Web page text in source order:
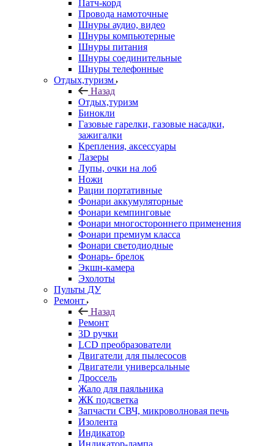
Патч-корд
Провода намоточные
Шнуры аудио, видео
Шнуры компьютерные
Шнуры питания
Шнуры соединительные
Шнуры телефонные
Отдых,туризм
Назад
Отдых,туризм
Бинокли
Газовые гарелки, газовые насадки,
зажигалки
Крепления, аксессуары
Лазеры
Лупы, очки на лоб
Ножи
Рации портативные
Фонари аккумуляторные
Фонари кемпинговые
Фонари многостороннего применения
Фонари премиум класса
Фонари светодиодные
Фонарь- брелок
Экшн-камера
Эхолоты
Пульты ДУ
Ремонт
Назад
Ремонт
3D ручки
LCD преобразователи
Двигатели для пылесосов
Двигатели универсальные
Дроссель
Жало для паяльника
ЖК подсветка
Запчасти СВЧ, микроволновая печь
Изолента
Индикатор
Индикатор-лампа